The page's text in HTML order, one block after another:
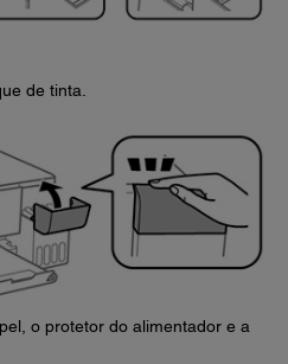
de tinta.
o protetor do alimentador e a